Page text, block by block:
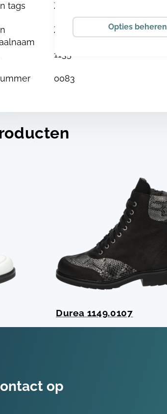
tags Zwart
ZWART/ZWART/ZWART
1135
0083
Durea 1149.0107
op
Opties beheren